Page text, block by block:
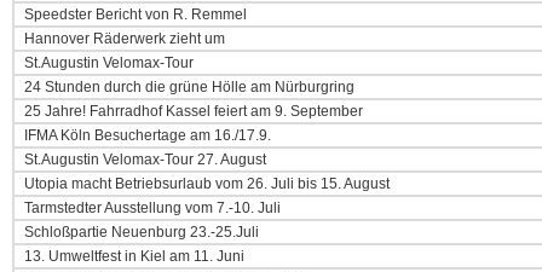
Speedster Bericht von R. Remmel
Hannover Räderwerk zieht um
St.Augustin Velomax-Tour
24 Stunden durch die grüne Hölle am Nürburgring
25 Jahre! Fahrradhof Kassel feiert am 9. September
IFMA Köln Besuchertage am 16./17.9.
St.Augustin Velomax-Tour 27. August
Utopia macht Betriebsurlaub vom 26. Juli bis 15. August
Tarmstedter Ausstellung vom 7.-10. Juli
Schloßpartie Neuenburg 23.-25.Juli
13. Umweltfest in Kiel am 11. Juni